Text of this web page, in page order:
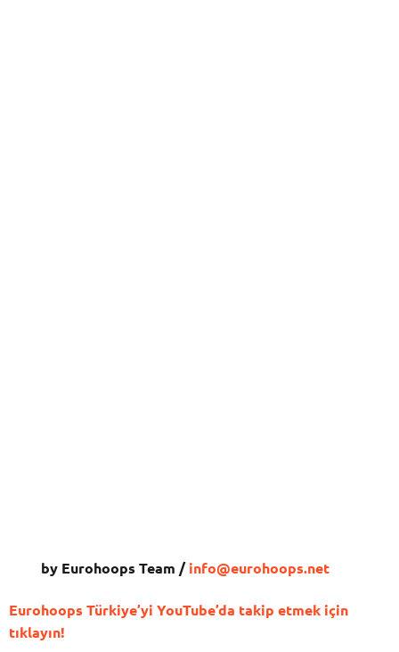
by Eurohoops Team /info@eurohoops.net
Eurohoops Türkiye’yi YouTube’da takip etmek için
tıklayın!